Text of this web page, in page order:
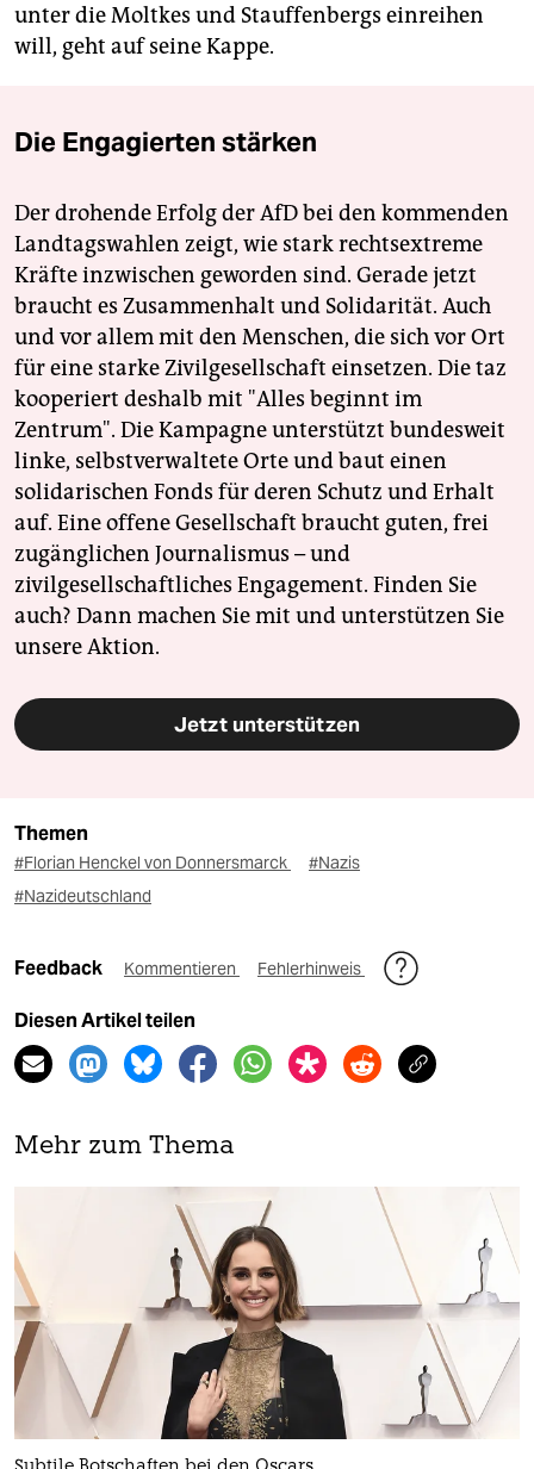
unter die Moltkes und Stauffenbergs einreihen
will, geht auf seine Kappe.
Die Engagierten stärken
Der drohende Erfolg der AfD bei den kommenden
Landtagswahlen zeigt, wie stark rechtsextreme
Kräfte inzwischen geworden sind. Gerade jetzt
braucht es Zusammenhalt und Solidarität. Auch
und vor allem mit den Menschen, die sich vor Ort
für eine starke Zivilgesellschaft einsetzen. Die taz
kooperiert deshalb mit "Alles beginnt im
Zentrum". Die Kampagne unterstützt bundesweit
linke, selbstverwaltete Orte und baut einen
solidarischen Fonds für deren Schutz und Erhalt
auf. Eine offene Gesellschaft braucht guten, frei
zugänglichen Journalismus – und
zivilgesellschaftliches Engagement. Finden Sie
auch? Dann machen Sie mit und unterstützen Sie
unsere Aktion.
Jetzt unterstützen
Themen
#Florian Henckel von Donnersmarck
#Nazis
#Nazideutschland
Feedback Kommentieren Fehlerhinweis
Diesen Artikel teilen
Mehr zum Thema